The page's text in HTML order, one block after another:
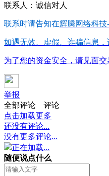
联系人：诚信对人
联系时请告知在辉腾网络科技
如遇无效、虚假、诈骗信息，
为了您的资金安全，请见面
举报
全部评论
评论
点击加载更多
还没有评论...
没有更多评论...
正在加载...
随便说点什么